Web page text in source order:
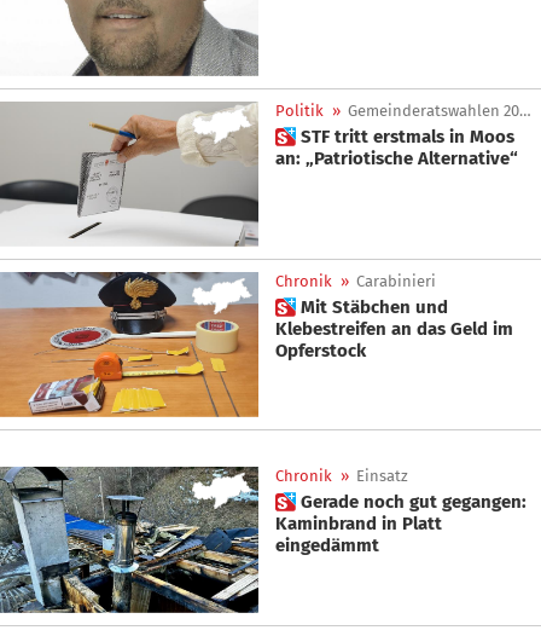
Politik » Gemeinderatswahlen 2025
 STF tritt erstmals in Moos
an: „Patriotische Alternative“
Chronik » Carabinieri
 Mit Stäbchen und
Klebestreifen an das Geld im
Opferstock
Chronik » Einsatz
 Gerade noch gut gegangen:
Kaminbrand in Platt
eingedämmt